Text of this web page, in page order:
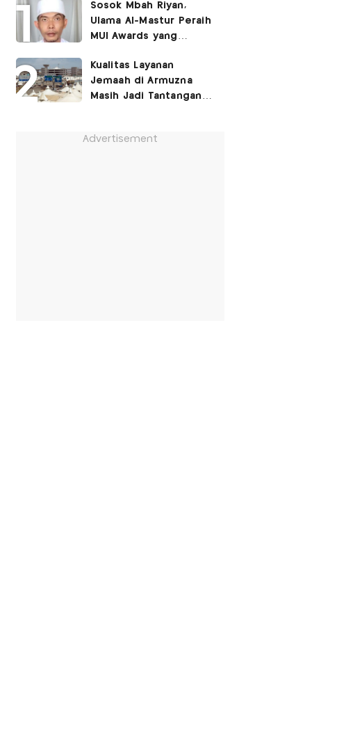
Sosok Mbah Riyan,
Ulama Al-Mastur Peraih
MUI Awards yang
Tukang Bangunan
Kualitas Layanan
Jemaah di Armuzna
Masih Jadi Tantangan
Advertisement